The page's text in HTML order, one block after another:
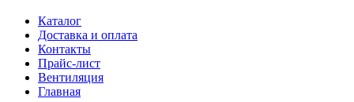
Каталог
Доставка и оплата
Контакты
Прайс-лист
Вентиляция
Главная